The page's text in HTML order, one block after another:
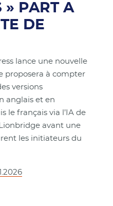
» PART A
DE
lance une nouvelle
proposera à compter
versions
anglais et en
le français via l’IA de
avant une
les initiateurs du